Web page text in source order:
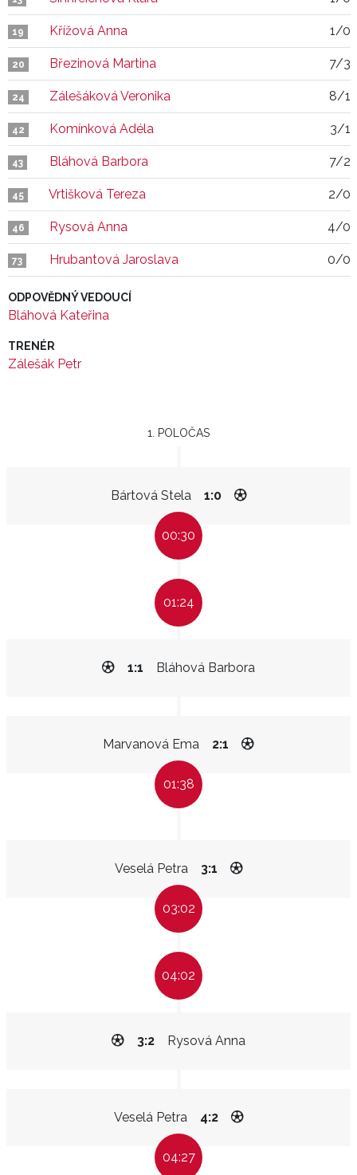
19 Křížová Anna 1/0
20 Březinová Martina 7/3
24 Zálešáková Veronika 8/1
42 Komínková Adéla 3/1
43 Bláhová Barbora 7/2
45 Vrtišková Tereza 2/0
46 Rysová Anna 4/0
73 Hrubantová Jaroslava 0/0
ODPOVĚDNÝ VEDOUCÍ
Bláhová Kateřina
TRENÉR
Zálešák Petr
1. POLOČAS
Bártová Stela 1:0
00:30
01:24
Bláhová Barbora
1:1
Marvanová Ema 2:1
01:38
Veselá Petra 3:1
03:02
04:02
Rysová Anna
3:2
Veselá Petra 4:2
04:27